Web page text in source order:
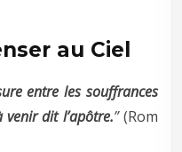
au Ciel
entre les souffrances
dit l’apôtre.”(Rom